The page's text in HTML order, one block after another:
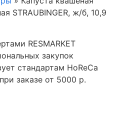
STRAUBINGER, ж/б, 10,9
RESMARKET
закупок
стандартам HoReCa
заказе от 5000 р.